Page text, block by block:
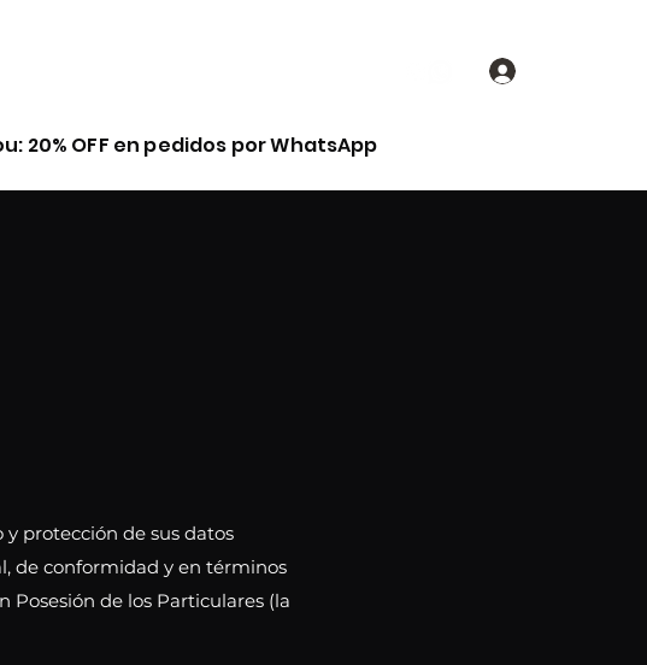
20% OFF en pedidos por WhatsApp
protección de sus datos
de conformidad y en términos
Posesión de los Particulares (la